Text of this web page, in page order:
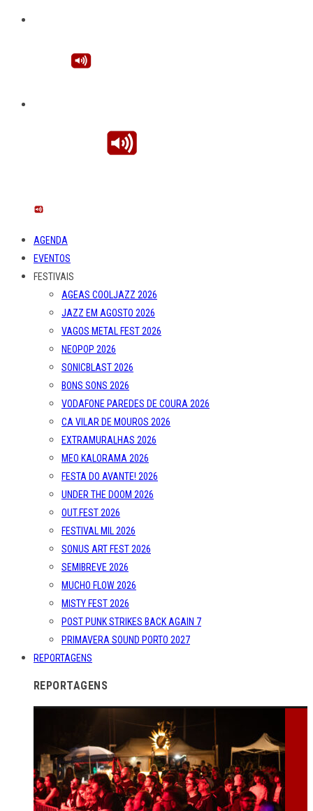
AGENDA
EVENTOS
FESTIVAIS
AGEAS COOLJAZZ 2026
JAZZ EM AGOSTO 2026
VAGOS METAL FEST 2026
NEOPOP 2026
SONICBLAST 2026
BONS SONS 2026
VODAFONE PAREDES DE COURA 2026
CA VILAR DE MOUROS 2026
EXTRAMURALHAS 2026
MEO KALORAMA 2026
FESTA DO AVANTE! 2026
UNDER THE DOOM 2026
OUT.FEST 2026
FESTIVAL MIL 2026
SONUS ART FEST 2026
SEMIBREVE 2026
MUCHO FLOW 2026
MISTY FEST 2026
POST PUNK STRIKES BACK AGAIN 7
PRIMAVERA SOUND PORTO 2027
REPORTAGENS
REPORTAGENS